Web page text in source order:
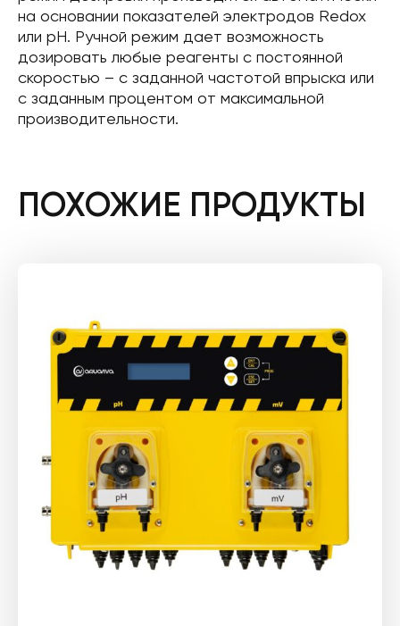
на основании показателей электродов Redox
или pH. Ручной режим дает возможность
дозировать любые реагенты с постоянной
скоростью – с заданной частотой впрыска или
с заданным процентом от максимальной
производительности.
ПОХОЖИЕ ПРОДУКТЫ